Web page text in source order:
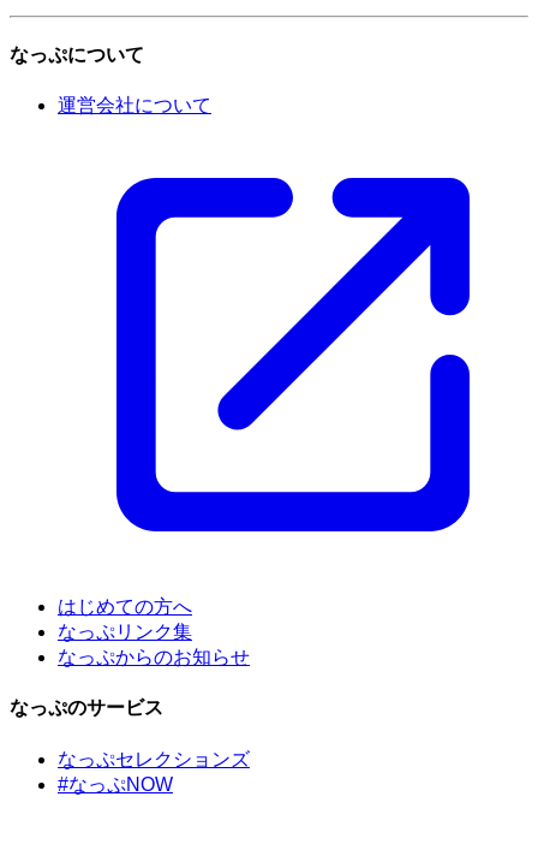
なっぷについて
運営会社について
はじめての方へ
なっぷリンク集
なっぷからのお知らせ
なっぷのサービス
なっぷセレクションズ
#なっぷNOW